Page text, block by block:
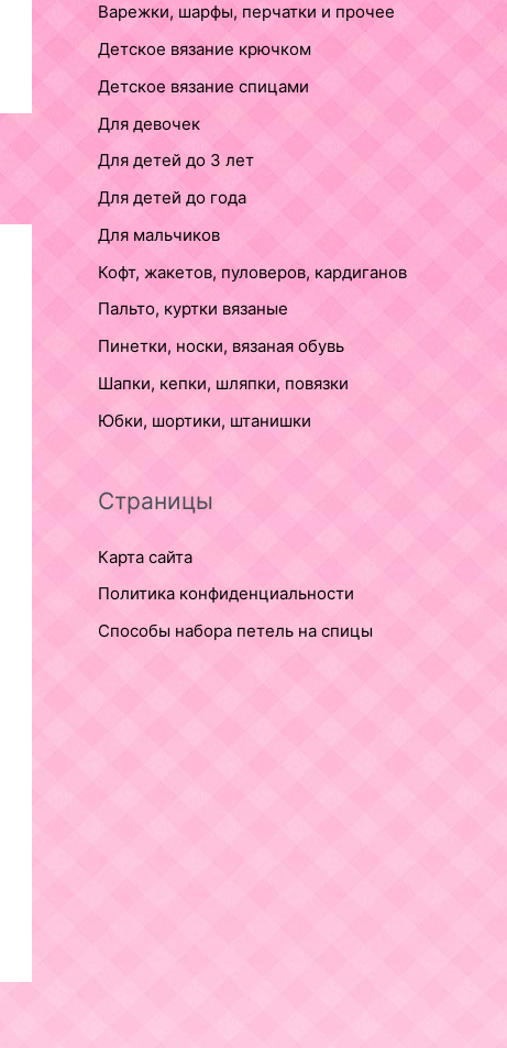
Варежки, шарфы, перчатки и прочее
Детское вязание крючком
Детское вязание спицами
Для девочек
Для детей до 3 лет
Для детей до года
Для мальчиков
Кофт, жакетов, пуловеров, кардиганов
Пальто, куртки вязаные
Пинетки, носки, вязаная обувь
Шапки, кепки, шляпки, повязки
Юбки, шортики, штанишки
Страницы
Карта сайта
Политика конфиденциальности
Способы набора петель на спицы